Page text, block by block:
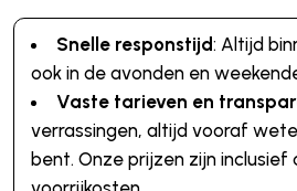
Snelle responstijd: Altijd
ook in de avonden en
Vaste tarieven en
verrassingen, altijd vooraf
bent. Onze prijzen zijn